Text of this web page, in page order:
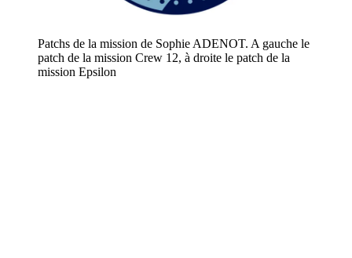
Patchs de la mission de Sophie ADENOT. A gauche le
patch de la mission Crew 12, à droite le patch de la
mission Epsilon